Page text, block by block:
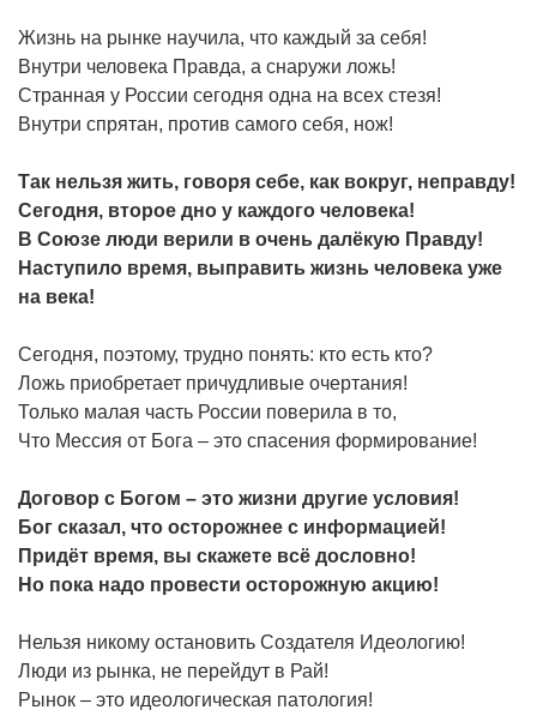
Жизнь на рынке научила, что каждый за себя!
Внутри человека Правда, а снаружи ложь!
Странная у России сегодня одна на всех стезя!
Внутри спрятан, против самого себя, нож!
Так нельзя жить, говоря себе, как вокруг, неправду!
Сегодня, второе дно у каждого человека!
В Союзе люди верили в очень далёкую Правду!
Наступило время, выправить жизнь человека уже
на века!
Сегодня, поэтому, трудно понять: кто есть кто?
Ложь приобретает причудливые очертания!
Только малая часть России поверила в то,
Что Мессия от Бога – это спасения формирование!
Договор с Богом – это жизни другие условия!
Бог сказал, что осторожнее с информацией!
Придёт время, вы скажете всё дословно!
Но пока надо провести осторожную акцию!
Нельзя никому остановить Создателя Идеологию!
Люди из рынка, не перейдут в Рай!
Рынок – это идеологическая патология!